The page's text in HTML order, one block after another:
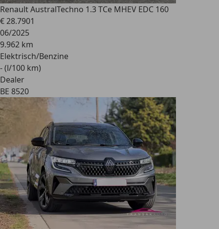
Renault AustralTechno 1.3 TCe MHEV EDC 160
€ 28.7901
06/2025
9.962 km
Elektrisch/Benzine
- (l/100 km)
Dealer
BE 8520